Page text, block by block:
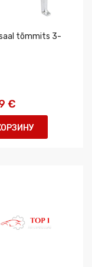
tõmmits 3-
€